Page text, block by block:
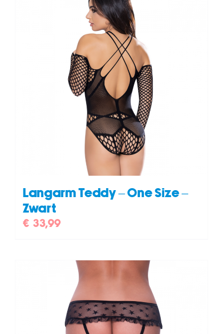
Langarm Teddy – One Size –
Zwart
€ 33,99